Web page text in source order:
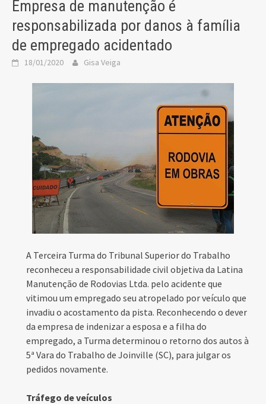
Empresa de manutenção é
responsabilizada por danos à família
de empregado acidentado
18/01/2020 Gisa Veiga
A Terceira Turma do Tribunal Superior do Trabalho
reconheceu a responsabilidade civil objetiva da Latina
Manutenção de Rodovias Ltda. pelo acidente que
vitimou um empregado seu atropelado por veículo que
invadiu o acostamento da pista. Reconhecendo o dever
da empresa de indenizar a esposa e a filha do
empregado, a Turma determinou o retorno dos autos à
5ª Vara do Trabalho de Joinville (SC), para julgar os
pedidos novamente.
Tráfego de veículos